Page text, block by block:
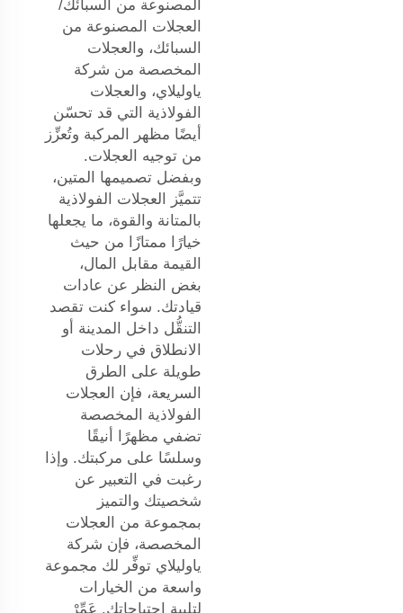
المصنوعة من السبائك/
العجلات المصنوعة من
السبائك، والعجلات
المخصصة من شركة
ياوليلاي، والعجلات
الفولاذية التي قد تحسّن
أيضًا مظهر المركبة وتُعزِّز
من توجيه العجلات.
وبفضل تصميمها المتين،
تتميَّز العجلات الفولاذية
بالمتانة والقوة، ما يجعلها
خيارًا ممتازًا من حيث
القيمة مقابل المال،
بغض النظر عن عادات
قيادتك. سواء كنت تقصد
التنقُّل داخل المدينة أو
الانطلاق في رحلات
طويلة على الطرق
السريعة، فإن العجلات
الفولاذية المخصصة
تضفي مظهرًا أنيقًا
وسلسًا على مركبتك. وإذا
رغبت في التعبير عن
شخصيتك والتميز
بمجموعة من العجلات
المخصصة، فإن شركة
ياوليلاي توفِّر لك مجموعة
واسعة من الخيارات
لتلبية احتياجاتك. عَمِّرْ